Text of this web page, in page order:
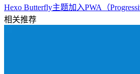
Hexo Butterfly主题加入PWA（
相关推荐